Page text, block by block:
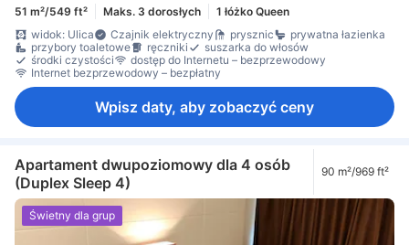
51 m²/549 ft² Maks. 3 dorosłych
1 łóżko Queen
widok: Ulica
Czajnik elektryczny prysznic
prywatna łazienka
przybory toaletowe
ręczniki
suszarka do włosów
środki czystości
dostęp do Internetu – bezprzewodowy
Internet bezprzewodowy – bezpłatny
Wpisz daty, aby zobaczyć ceny
Apartament dwupoziomowy dla 4 osób
(Duplex Sleep 4)
90 m²/969 ft²
Świetny dla grup